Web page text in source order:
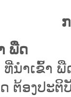
ພືດ
ຳເຂົ້າ ພື
ຕ້ອງປະ